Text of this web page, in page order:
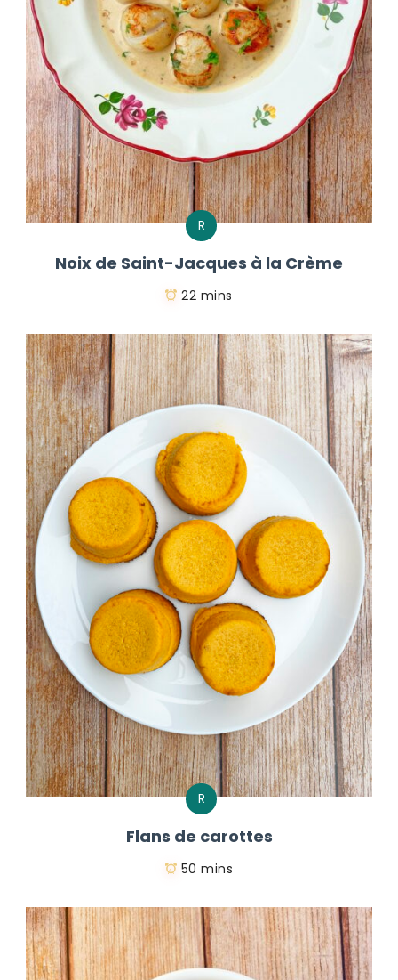
R
Noix de Saint-Jacques à la Crème
22 mins
R
Flans de carottes
50 mins